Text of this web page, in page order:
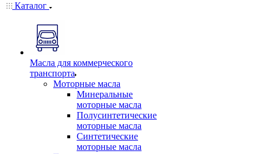
Каталог
Масла для коммерческого
транспорта
Моторные масла
Минеральные
моторные масла
Полусинтетические
моторные масла
Синтетические
моторные масла